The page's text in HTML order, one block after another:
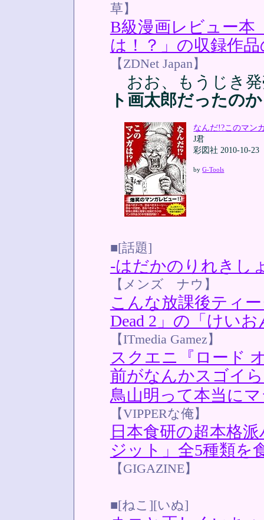
草】
B級漫画レビュー本
は！？」の収録作
【ZDNet Japan】
おお、もうじき
ト画太郎だったの
なんだ!?このマン
J君
彩図社 2010-10-23
byG-Tools
■[話題]
-はだかのりれきし
【メンズ ナウ】
こんな放課後ティ
Dead 2」の「けい
【ITmedia Gamez】
スクエニ『ロード
前がなんかスゴイ
鳥山明って本当に
【VIPPERな俺】
日本食研の超本格
ジット」全5種類を
【GIGAZINE】
■[ねこ][いぬ]